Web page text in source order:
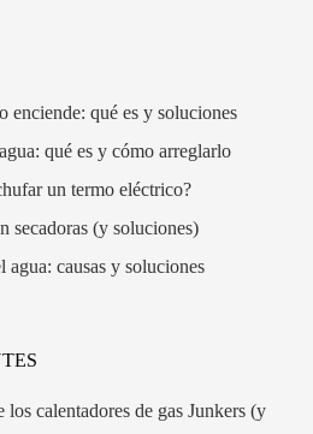
enciende: qué es y soluciones
qué es y cómo arreglarlo
un termo eléctrico?
secadoras (y soluciones)
agua: causas y soluciones
los calentadores de gas Junkers (y